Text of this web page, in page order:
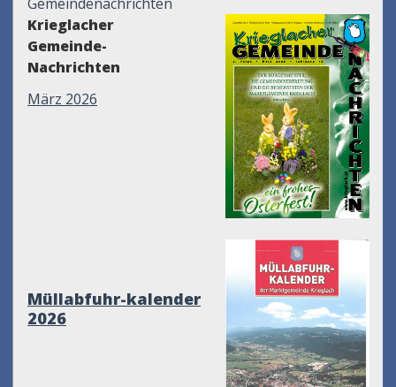
Krieglacher
Gemeinde-
Nachrichten
März 2026
Müllabfuhr-kalender
2026